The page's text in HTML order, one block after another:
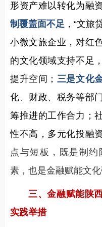
形资产难以转化为融
制覆盖面不足 ，“文旅
小微文旅企业，对红
的文化领域支持不足
提升空间； 三是文化
化、财政、税务等部
筹推进的工作合力；
性不高，多元化投融
点与短板，既是制
素，也是金融赋能文
三、金融赋能陕
实践举措